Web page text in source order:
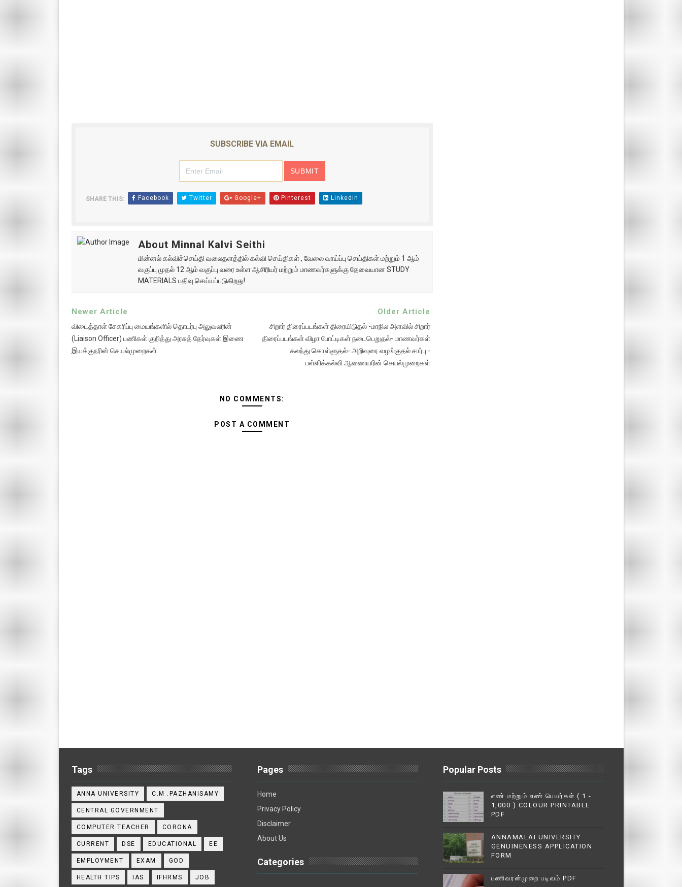
SUBSCRIBE VIA EMAIL
SHARE THIS: Facebook Twitter Google+ Pinterest Linkedin
About Minnal Kalvi Seithi
மின்னல் கல்விச்செய்தி வலைதளத்தில் கல்வி செய்திகள் , வேலை வாய்ப்பு செய்திகள் மற்றும் 1 ஆம்
வகுப்பு முதல் 12 ஆம் வகுப்பு வரை உள்ள ஆசிரியர் மற்றும் மாணவர்களுக்கு தேவையான STUDY
MATERIALS பதிவு செய்யப்படுகிறது!
Newer Article
விடைத்தாள் சேகரிப்பு மையங்களில் தொடர்பு அலுவலரின்
(Liaison Officer) பணிகள் குறித்து அரசுத் தேர்வுகள் இணை
இயக்குநரின் செயல்முறைகள்
Older Article
சிறார் திரைப்படங்கள் திரையிடுதல் -மாநில அளவில் சிறார்
திரைப்படங்கள் விழா போட்டிகள் நடைபெறுதல்- மாணவர்கள்
கலந்து கொள்ளுதல்- அறிவுரை வழங்குதல் சார்பு -
பள்ளிக்கல்வி ஆணையரின் செயல்முறைகள்
NO COMMENTS:
POST A COMMENT
Tags
ANNA UNIVERSITY C.M .PAZHANISAMY
CENTRAL GOVERNMENT
COMPUTER TEACHER CORONA
CURRENT DSE EDUCATIONAL EE
EMPLOYMENT EXAM GOD
HEALTH TIPS IAS IFHRMS JOB
Pages
Home
Privacy Policy
Disclaimer
About Us
Categories
Popular Posts
எண் மற்றும் எண் பெயர்கள் ( 1 -
1,000 ) COLOUR PRINTABLE
PDF
ANNAMALAI UNIVERSITY
GENUINENESS APPLICATION
FORM
பணிவரன்முறை படிவம் PDF